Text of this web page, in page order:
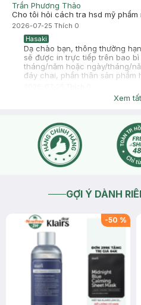
Trần Phương Thảo
Cho tôi hỏi cách tra hsd mỹ phẩm
2026-07-25 Thích 0
Hasaki
Dạ chào bạn, thông thường
sẽ được in trực tiếp trên bao bì
tháng/năm hoặc ngày/tháng/
đáy chai, phần thân sản phẩm
Xem
GỢI Ý DÀNH
-50 %